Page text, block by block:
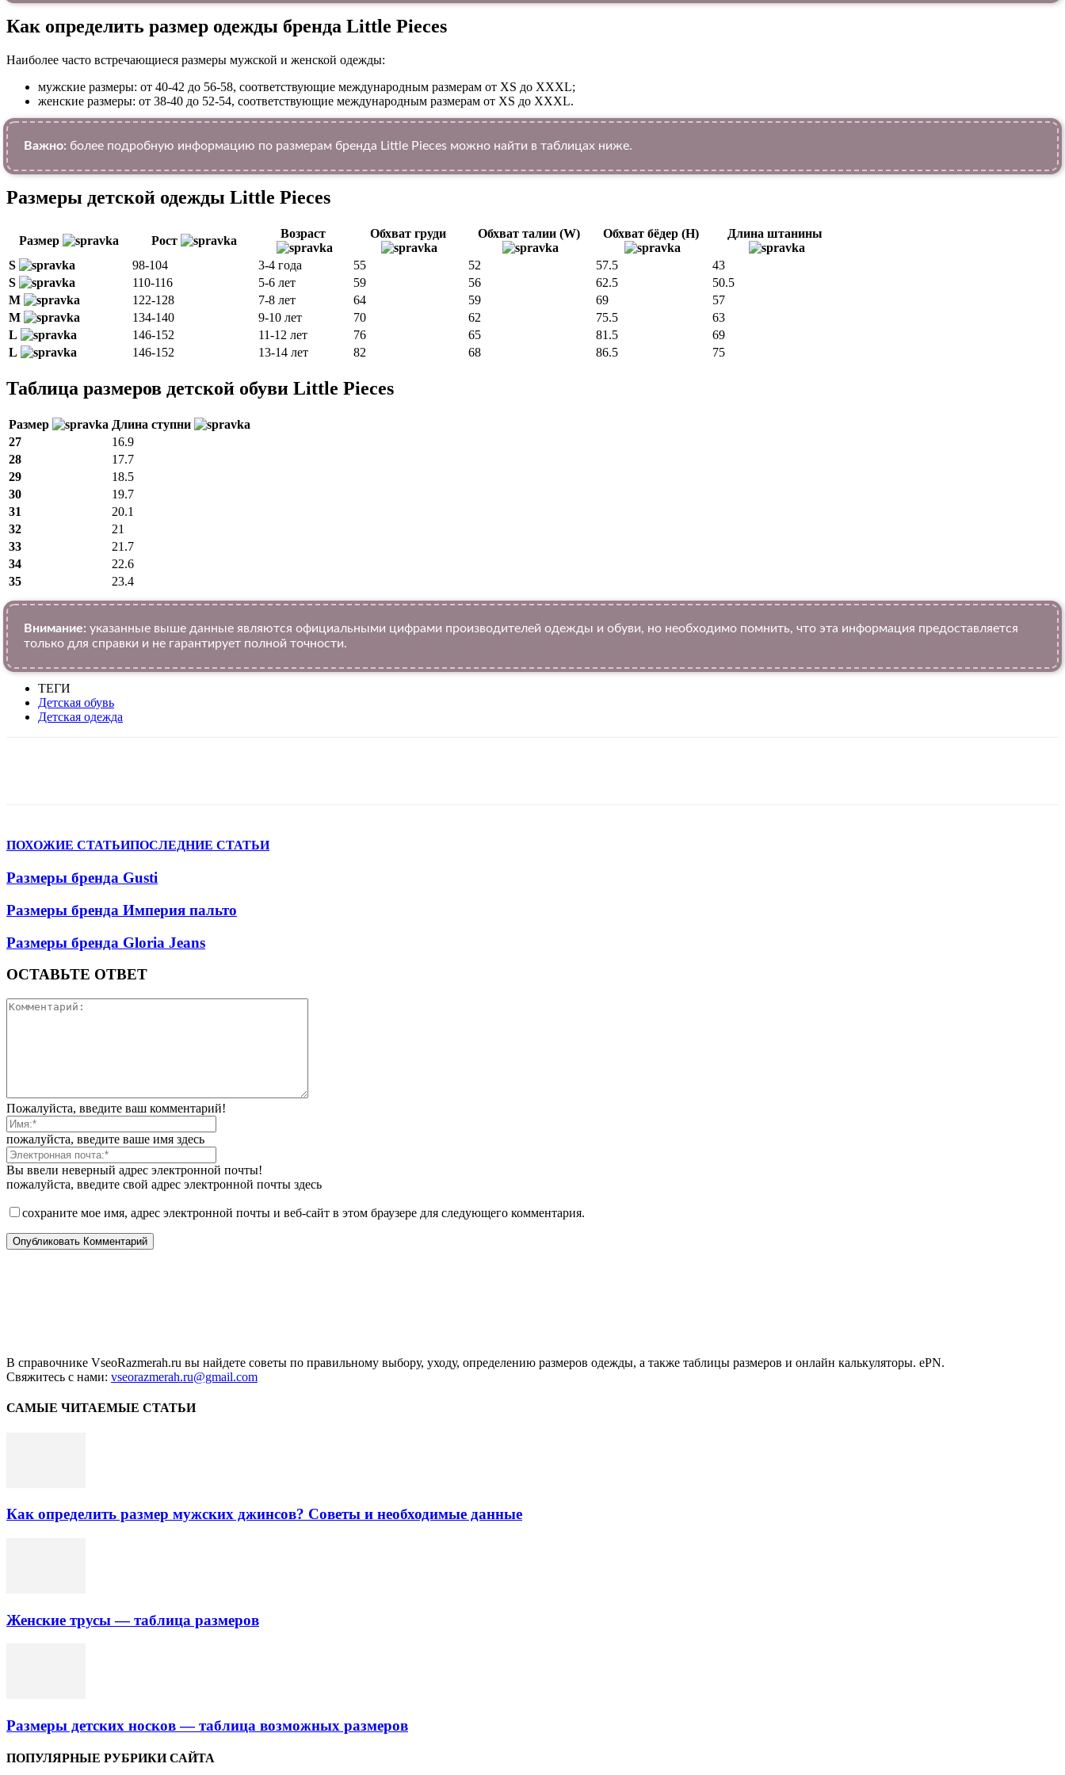
Как определить размер одежды брендa Little Pieces
Наиболее часто встречающиеся размеры мужской и женской одежды:
мужские размеры: от 40-42 до 56-58, соответствующие международным размерам от XS до XXXL;
женские размеры: от 38-40 до 52-54, соответствующие международным размерам от XS до XXXL.
Важно: более подробную информацию по размерам бренда Little Pieces можно найти в таблицах ниже.
Размеры детской одежды Little Pieces
Размер Рост
Возраст Обхват груди Обхват талии (W) Обхват бёдер (H) Длина штанины
S 98-104 3-4 года 55 52 57.5
43
S
110-116 5-6 лет 59 56 62.5
50.5
M
122-128 7-8 лет 64 59 69
57
M
134-140 9-10 лет 70 62 75.5
63
L
146-152 11-12 лет 76 65 81.5
69
L
146-152 13-14 лет 82 68 86.5 75
Таблица размеров детской обуви Little Pieces
Размер
Длина ступни
27
16.9
28
17.7
29
18.5
30
19.7
31
20.1
32
21
33
21.7
34
22.6
35
23.4
Внимание: указанные выше данные являются официальными цифрами производителей одежды и обуви, но необходимо помнить, что эта информация предоставляется
только для справки и не гарантирует полной точности.
ТЕГИ
Детская обувь
Детская одежда
ПОХОЖИЕ СТАТЬИПОСЛЕДНИЕ СТАТЬИ
Размеры бренда Gusti
Размеры бренда Империя пальто
Размеры бренда Gloria Jeans
ОСТАВЬТЕ ОТВЕТ
Пожалуйста, введите ваш комментарий!
пожалуйста, введите ваше имя здесь
Вы ввели неверный адрес электронной почты!
пожалуйста, введите свой адрес электронной почты здесь
сохраните мое имя, адрес электронной почты и веб-сайт в этом браузере для следующего комментария.
В справочнике VseoRazmerah.ru вы найдете советы по правильному выбору, уходу, определению размеров одежды, а также таблицы размеров и онлайн калькуляторы. ePN.
Свяжитесь с нами: vseorazmerah.ru@gmail.com
САМЫЕ ЧИТАЕМЫЕ СТАТЬИ
Как определить размер мужских джинсов? Советы и необходимые данные
Женские трусы — таблица размеров
Размеры детских носков — таблица возможных размеров
ПОПУЛЯРНЫЕ РУБРИКИ САЙТА